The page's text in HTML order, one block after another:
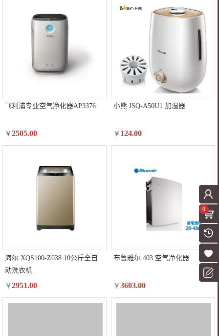
飞利浦专业空气净化器AP3376
￥ 2505.00
小熊 JSQ-A50U1 加湿器
￥ 124.00
海尔 XQS100-Z038 10公斤全自
动洗衣机
￥ 2951.00
布鲁雅尔 403 空气净化器
￥ 3603.00
0